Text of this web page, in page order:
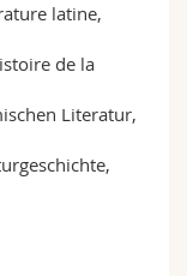
latine,
de la
Literatur,